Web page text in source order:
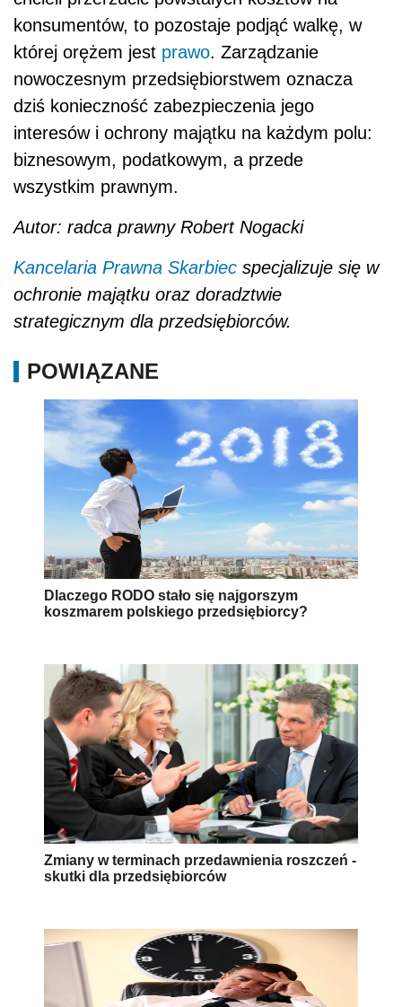
konsumentów, to pozostaje podjąć walkę, w
której orężem jest prawo. Zarządzanie
nowoczesnym przedsiębiorstwem oznacza
dziś konieczność zabezpieczenia jego
interesów i ochrony majątku na każdym polu:
biznesowym, podatkowym, a przede
wszystkim prawnym.
Autor: radca prawny Robert Nogacki
Kancelaria Prawna Skarbiec specjalizuje się w
ochronie majątku oraz doradztwie
strategicznym dla przedsiębiorców.
POWIĄZANE
Dlaczego RODO stało się najgorszym
koszmarem polskiego przedsiębiorcy?
Zmiany w terminach przedawnienia roszczeń -
skutki dla przedsiębiorców